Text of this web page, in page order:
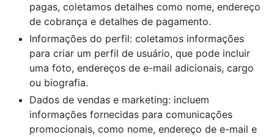
pagas, coletamos detalhes como nome, endereço
de cobrança e detalhes de pagamento.
Informações do perfil: coletamos informações
para criar um perfil de usuário, que pode incluir
uma foto, endereços de e-mail adicionais, cargo
ou biografia.
Dados de vendas e marketing: incluem
informações fornecidas para comunicações
promocionais, como nome, endereço de e-mail e